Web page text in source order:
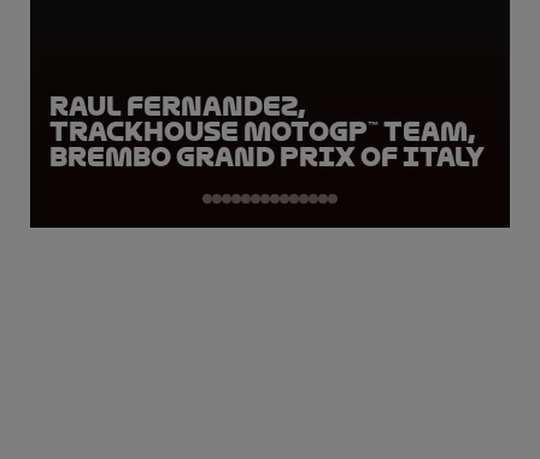
Raul Fernandez,
Trackhouse MotoGP™ Team,
Brembo Grand Prix of Italy